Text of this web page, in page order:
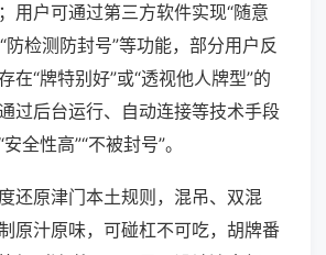
用户可通过第三方软件实现“随意
防检测防封号”等功能，部分用户反
在“牌特别好”或“透视他人牌型”的
过后台运行、自动连接等技术手段
全性高”“不被封号”。
还原津门本土规则，混吊、双混
原汁原味，可碰杠不可吃，胡牌番